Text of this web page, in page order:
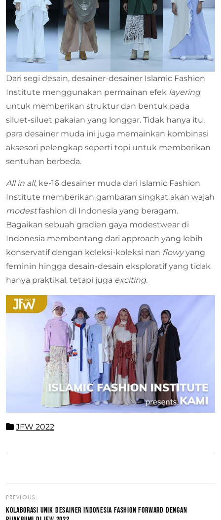
Dari segi desain, desainer-desainer Islamic Fashion
Institute menggunakan permainan efek layering
untuk memberikan struktur dan bentuk pada
siluet-siluet pakaian yang longgar. Tidak hanya itu,
para desainer muda ini juga memainkan kombinasi
aksesori pelengkap seperti topi untuk memberikan
sentuhan berbeda.
All in all, ke-16 desainer muda dari Islamic Fashion
Institute memberikan gambaran singkat akan wajah
modestfashion di Indonesia yang beragam.
Bagaikan sebuah gradien gaya modestwear di
Indonesia membentang dari approach yang lebih
konservatif dengan koleksi-koleksi nan flowyyang
feminin hingga desain-desain eksploratif yang tidak
hanya praktikal, tetapi juga exciting.
JFW 2022
PREVIOUS:
KOLABORASI UNIK DESAINER INDONESIA FASHION FORWARD DENGAN